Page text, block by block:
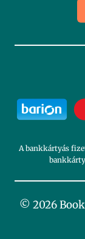
A bankkártyás
© 2026